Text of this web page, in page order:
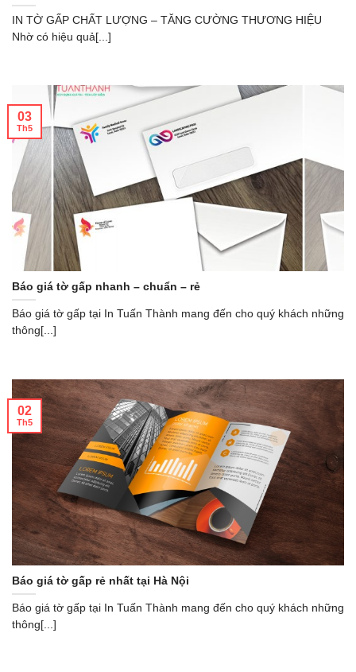
IN TỜ GẤP CHẤT LƯỢNG – TĂNG CƯỜNG THƯƠNG HIỆU
Nhờ có hiệu quả[...]
Báo giá tờ gấp nhanh – chuẩn – rẻ
Báo giá tờ gấp tại In Tuấn Thành mang đến cho quý khách những
thông[...]
03
Th5
Báo giá tờ gấp rẻ nhất tại Hà Nội
Báo giá tờ gấp tại In Tuấn Thành mang đến cho quý khách những
thông[...]
02
Th5